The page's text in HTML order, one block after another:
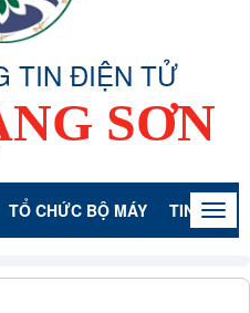
TIN ĐIỆN TỬ
SƠN
TỔ CHỨC BỘ MÁY TIN TỨC -